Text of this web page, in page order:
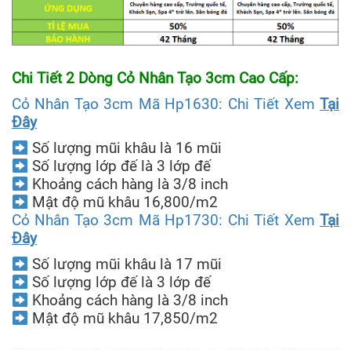
Chi Tiết 2 Dòng Cỏ Nhân Tạo 3cm Cao Cấp:
Cỏ Nhân Tạo 3cm Mã Hp1630: Chi Tiết Xem Tại
Đây
Số lượng mũi khâu là 16 mũi
Số lượng lớp đế là 3 lớp đế
Khoảng cách hàng là 3/8 inch
Mật độ mũ khâu 16,800/m2
Cỏ Nhân Tạo 3cm Mã Hp1730: Chi Tiết Xem Tại
Đây
Số lượng mũi khâu là 17 mũi
Số lượng lớp đế là 3 lớp đế
Khoảng cách hàng là 3/8 inch
Mật độ mũ khâu 17,850/m2